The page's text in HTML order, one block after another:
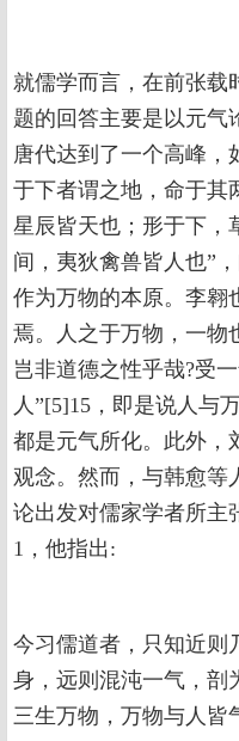
就儒学而言，在前张载
题的回答主要是以元气
唐代达到了一个高峰，
于下者谓之地，命于其
星辰皆天也；形于下，
间，夷狄禽兽皆人也”
作为万物的本原。李翱
焉。人之于万物，一物
岂非道德之性乎哉?受
人”[5]15，即是说人与
都是元气所化。此外，
观念。然而，与韩愈等
论出发对儒家学者所主
1，他指出:
今习儒道者，只知近则
身，远则混沌一气，剖
三生万物，万物与人皆